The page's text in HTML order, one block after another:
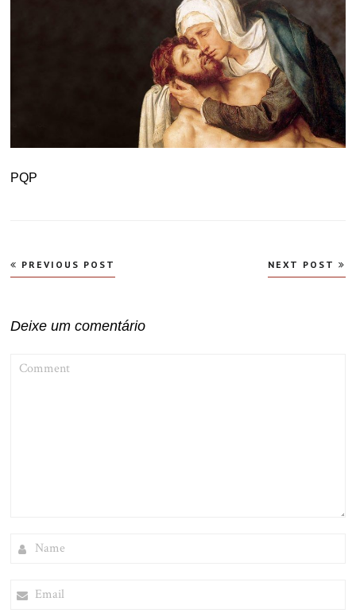
PQP
Navegação
de
PREVIOUS POST NEXT POST
Deixe um comentário